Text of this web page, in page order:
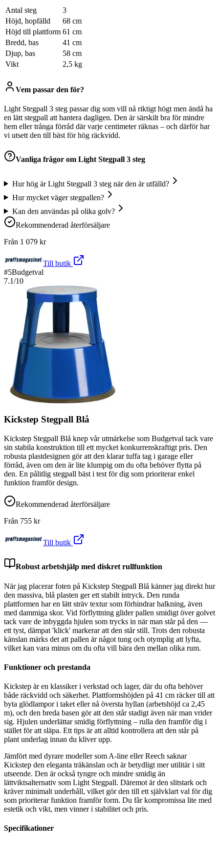
Antal steg
3
Höjd, hopfälld
68 cm
Höjd till plattform 61 cm
Bredd, bas
41 cm
Djup, bas
58 cm
Vikt
2,5 kg
Vem passar den för?
Light Stegpall 3 steg passar dig som vill nå riktigt högt men ändå ha
en lätt stegpall att hantera dagligen. Den är särskilt bra för mindre
hem eller trånga förråd där varje centimeter räknas – och därför har
vi utsett den till bäst för hög räckvidd.
Vanliga frågor om Light Stegpall 3 steg
Hur hög är Light Stegpall 3 steg när den är utfälld?
Hur mycket väger stegpallen?
Kan den användas på olika golv?
Rekommenderad återförsäljare
Från 1 079 kr
Till butik
#5Budgetval
7.1/10
Kickstep Stegpall Blå
Kickstep Stegpall Blå knep vår utmärkelse som Budgetval tack vare
sin stabila konstruktion till ett mycket konkurrenskraftigt pris. Den
robusta plastdesignen gör att den klarar tuffa tag i garage eller
förråd, även om den är lite klumpig om du ofta behöver flytta på
den. En pålitlig stegpall bäst i test för dig som prioriterar enkel
funktion framför design.
Rekommenderad återförsäljare
Från 755 kr
Till butik
Robust arbetshjälp med diskret rullfunktion
När jag placerar foten på Kickstep Stegpall Blå känner jag direkt hur
den massiva, blå plasten ger ett stabilt intryck. Den runda
plattformen har en lätt sträv textur som förhindrar halkning, även
med dammiga skor. Vid förflyttning glider pallen smidigt över golvet
tack vare de inbyggda hjulen som trycks in när man står på den —
ett tyst, dämpat 'klick' markerar att den står still. Trots den robusta
känslan märks det att pallen är något tung och otymplig att lyfta,
vilket kan vara minus om du ofta vill bära den mellan olika rum.
Funktioner och prestanda
Kickstep är en klassiker i verkstad och lager, där du ofta behöver
både räckvidd och säkerhet. Plattformshöjden på 41 cm räcker till att
byta glödlampor i taket eller nå översta hyllan (arbetshöjd ca 2,45
m), och den breda basen gör att den står stadigt även när man vrider
sig. Hjulen underlättar smidig förflyttning – rulla den framför dig i
stället för att släpa. Ett tips är att alltid kontrollera att den står på
plant underlag innan du kliver upp.
Jämfört med dyrare modeller som A-line eller Reech saknar
Kickstep den eleganta träkänslan och är betydligt mer utilitär i sitt
utseende. Den är också tyngre och mindre smidig än
lättviktsalternativ som Light Stegpall. Däremot är den slitstark och
kräver minimalt underhåll, vilket gör den till ett självklart val för dig
som prioriterar funktion framför form. Du får kompromissa lite med
estetik och vikt, men vinner i stabilitet och pris.
Specifikationer